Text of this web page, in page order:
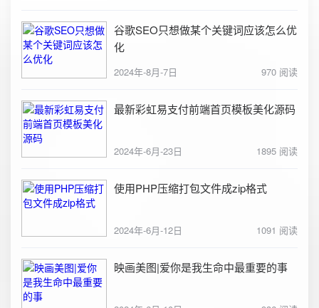
谷歌SEO只想做某个关键词应该怎么优
化
2024年-8月-7日 970 阅读
最新彩虹易支付前端首页模板美化源码
2024年-6月-23日 1895 阅读
使用PHP压缩打包文件成zip格式
2024年-6月-12日 1091 阅读
映画美图|爱你是我生命中最重要的事